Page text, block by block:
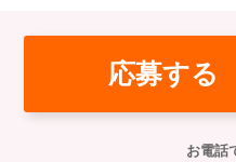
応募する
お電話